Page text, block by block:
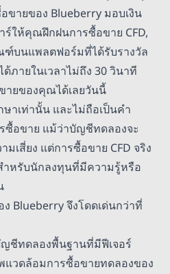
ขายของ Blueberry มอบเงิน
ร์ให้คุณฝึกฝนการซื้อขาย CFD,
บนแพลตฟอร์มที่ได้รับรางวัล
ายในเวลาไม่ถึง 30 วินาที
ายของคุณได้เลยวันนี้
าเท่านั้น และไม่ถือเป็นคำ
ซื้อขาย แม้ว่าบัญชีทดลองจะ
เสี่ยง แต่การซื้อขาย CFD จริง
ำหรับนักลงทุนที่มีความรู้หรือ
Blueberry จึงโดดเด่นกว่าที่
ชีทดลองพื้นฐานที่มีฟีเจอร์
แวดล้อมการซื้อขายทดลองของ